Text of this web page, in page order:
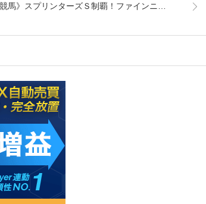
競馬》スプリンターズＳ制覇！ファインニ…